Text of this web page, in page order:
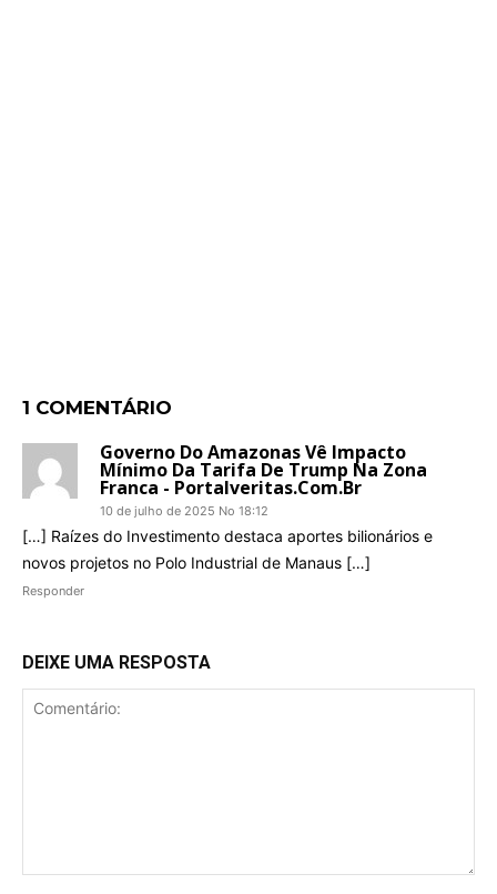
1 COMENTÁRIO
Governo Do Amazonas Vê Impacto
Mínimo Da Tarifa De Trump Na Zona
Franca - Portalveritas.com.br
10 de julho de 2025 No 18:12
[…] Raízes do Investimento destaca aportes bilionários e
novos projetos no Polo Industrial de Manaus […]
Responder
DEIXE UMA RESPOSTA